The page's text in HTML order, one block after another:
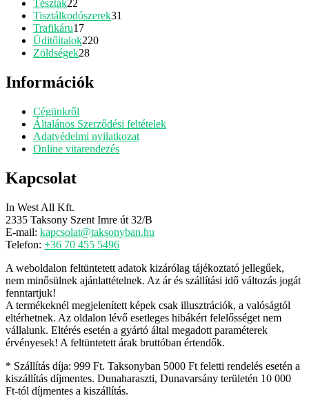
Tészták22
termék
Tisztálkodószerek31
Trafikáru1717
termék
Üditőitalok220220
Zöldségek2828
Információk
Cégünkről
Általános Szerződési feltételek
Adatvédelmi nyilatkozat
Online vitarendezés
Kapcsolat
In West All Kft.
2335 Taksony Szent Imre út 32/B
E-mail: kapcsolat@taksonyban.hu
Telefon: +36 70 455 5496
A weboldalon feltüntetett adatok kizárólag tájékoztató jellegűek,
nem minősülnek ajánlattételnek. Az ár és szállítási idő változás jogát
fenntartjuk!
A termékeknél megjelenített képek csak illusztrációk, a valóságtól
eltérhetnek. Az oldalon lévő esetleges hibákért felelősséget nem
vállalunk. Eltérés esetén a gyártó által megadott paraméterek
érvényesek! A feltüntetett árak bruttóban értendők.
* Szállítás díja: 999 Ft. Taksonyban 5000 Ft feletti rendelés esetén a
kiszállítás díjmentes. Dunaharaszti, Dunavarsány területén 10 000
Ft-tól díjmentes a kiszállítás.